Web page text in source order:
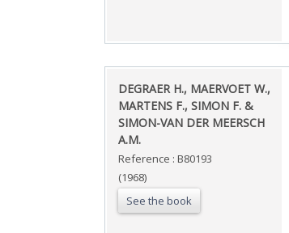
‎DEGRAER H., MAERVOET W.,
MARTENS F., SIMON F. &
SIMON-VAN DER MEERSCH
A.M.‎
Reference : B80193
(1968)
See the book